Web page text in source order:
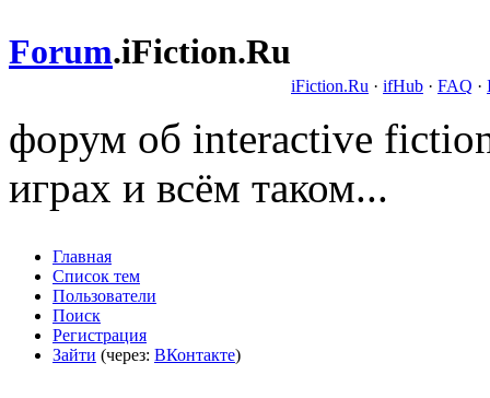
Forum.iFiction.Ru
iFiction.Ru · ifHub · FAQ ·
форум об interactive
играх и всём таком...
Главная
Список тем
Пользователи
Поиск
Регистрация
Зайти (через: ВКонтакте)